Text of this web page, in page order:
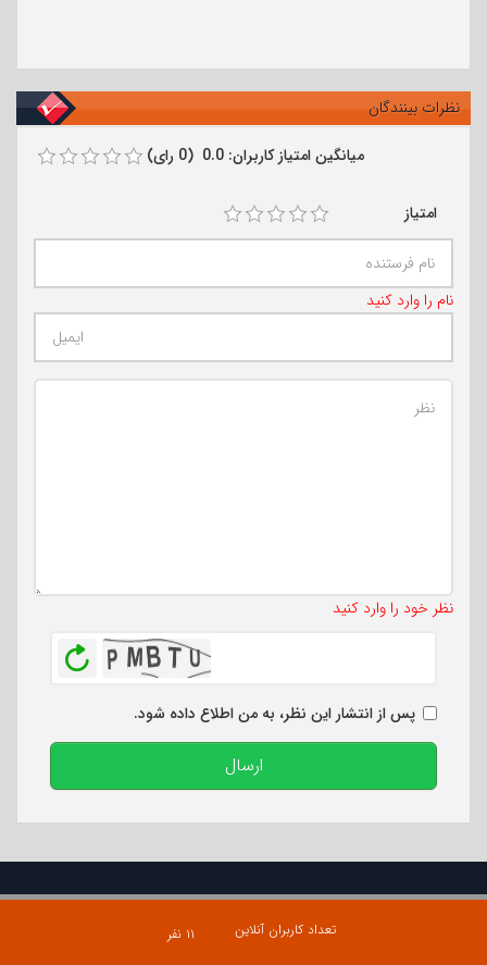
نظرات بینندگان
میانگین امتیاز کاربران: 0.0 (0 رای)
امتیاز
نام را وارد کنید
نظر خود را وارد کنید
پس از انتشار این نظر، به من اطلاع داده شود.
ارسال
تعداد کاربران آنلاین
۱۱ نفر